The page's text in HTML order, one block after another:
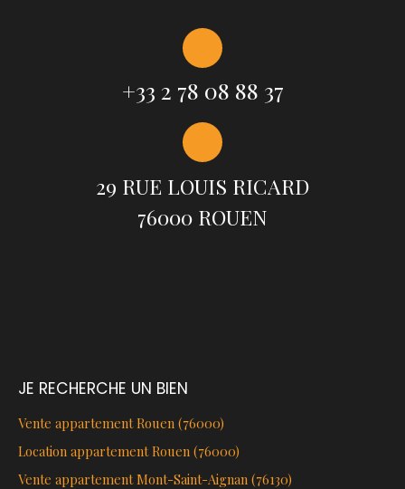
+33 2 78 08 88 37
29 RUE LOUIS RICARD
76000 ROUEN
JE RECHERCHE UN BIEN
Vente appartement Rouen (76000)
Location appartement Rouen (76000)
Vente appartement Mont-Saint-Aignan (76130)